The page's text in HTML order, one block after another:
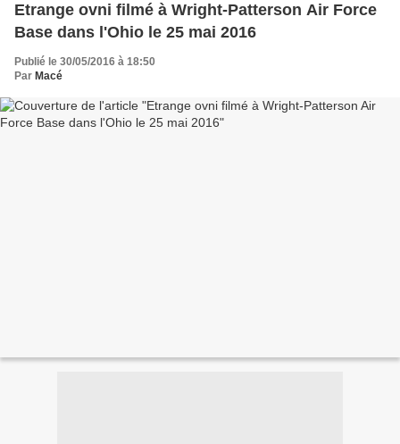
Etrange ovni filmé à Wright-Patterson Air Force
Base dans l'Ohio le 25 mai 2016
Publié le 30/05/2016 à 18:50
Par Macé